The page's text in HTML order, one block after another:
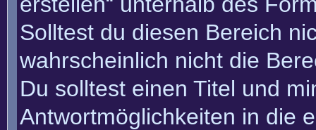
Solltest du diesen Bereich
wahrscheinlich nicht die
Du solltest einen Titel und
Antwortmöglichkeiten in die